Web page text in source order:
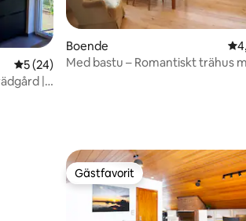
5 av 5 i genomsnittligt betyg, 24 omdömen
5 (24)
|
Boende
Med bastu – Romantiskt trähus
Gästfavorit
Gästfavorit